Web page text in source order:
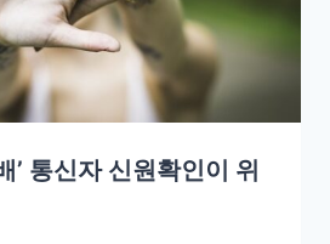
’ 통신자 신원확인이 위